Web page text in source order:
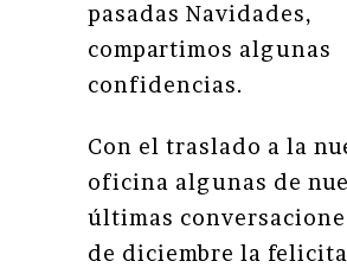
pasadas Navidades,
compartimos algunas
confidencias.
Con el traslado a la
oficina algunas de
últimas
de diciembre la